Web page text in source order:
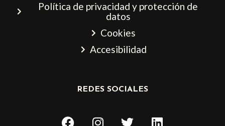
Política de privacidad y protección de
datos
Cookies
Accesibilidad
REDES SOCIALES
F
I
T
L